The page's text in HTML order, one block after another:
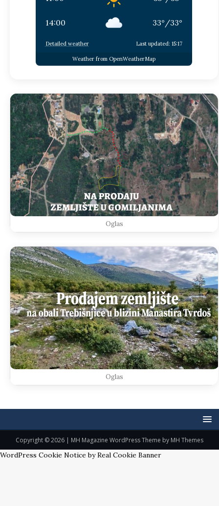
14:00 33° /33°
Detailed weather Last updated: 15:17
Weather from OpenWeatherMap
Oglas
Oglas
Copyright © 2026 | MH Magazine WordPress Theme by MH Themes
WordPress Cookie Notice by Real Cookie Banner